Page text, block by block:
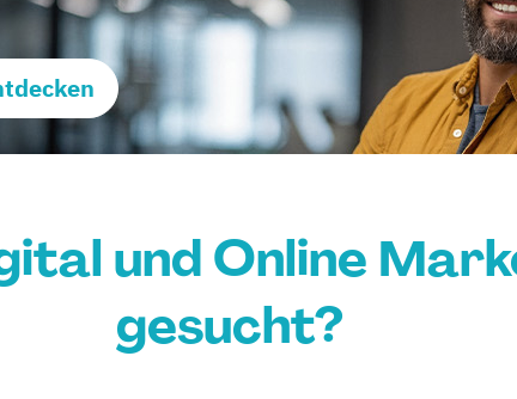
und Online
gesucht?